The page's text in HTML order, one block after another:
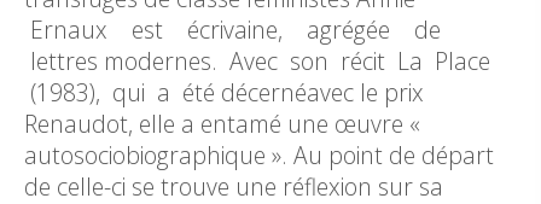
Ernaux est écrivaine, agrégée de
lettres modernes. Avec son récit La Place
(1983), qui a été décernéavec le prix
Renaudot, elle a entamé une œuvre «
autosociobiographique ». Au point de départ
de celle-ci se trouve une réflexion sur sa